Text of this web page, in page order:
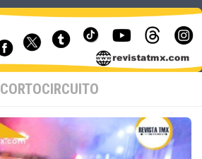
CORTOCIRCUITO